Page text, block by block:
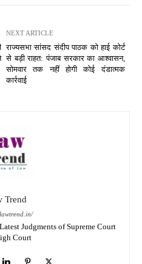
NEXT ARTICLE
राज्यसभा सांसद संदीप पाठक को हाई कोर्ट
से बड़ी राहत: पंजाब सरकार का आश्वासन,
सोमवार तक नहीं होगी कोई दंडात्मक
कार्रवाई
Trend
Judgments of Supreme Court
Court